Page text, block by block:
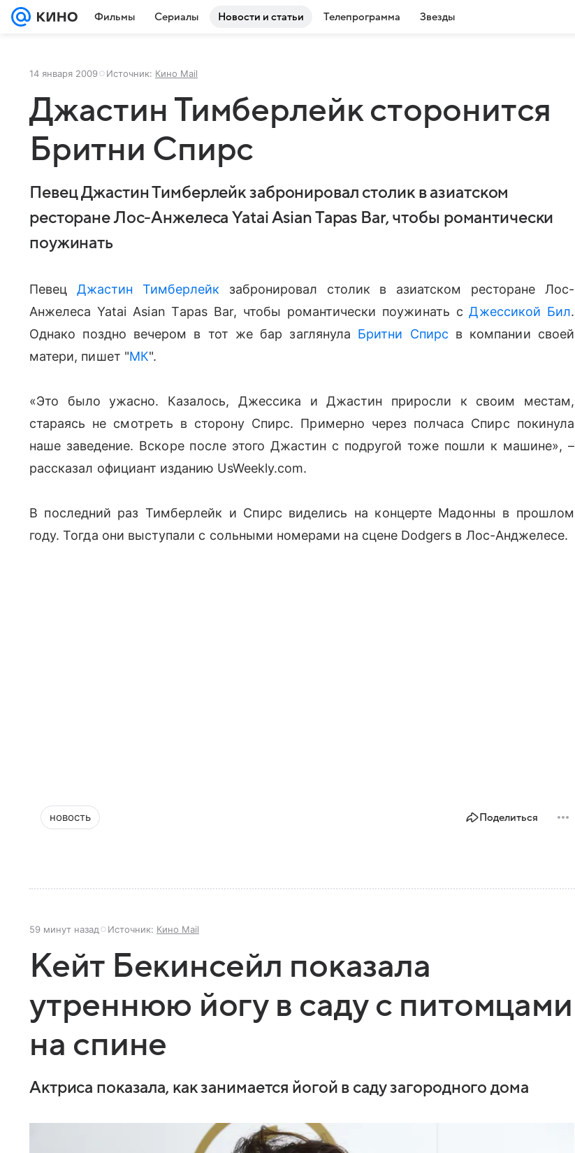
Фильмы Сериалы Новости и статьи Телепрограмма Звезды
14 января 2009 Источник: Кино Mail
Джастин Тимберлейк сторонится
Бритни Спирс
Певец Джастин Тимберлейк забронировал столик в азиатском
ресторане Лос-Анжелеса Yatai Asian Tapas Bar, чтобы романтически
поужинать
Певец Джастин Тимберлейк забронировал столик в азиатском ресторане Лос-
Анжелеса Yatai Asian Tapas Bar, чтобы романтически поужинать сДжессикой Бил.
Однако поздно вечером в тот же бар заглянула Бритни Спирс в компании своей
матери, пишет "МК".
«Это было ужасно. Казалось, Джессика и Джастин приросли к своим местам,
стараясь не смотреть в сторону Спирс. Примерно через полчаса Спирс покинула
наше заведение. Вскоре после этого Джастин с подругой тоже пошли к машине», –
рассказал официант изданию UsWeekly.com.
В последний раз Тимберлейк и Спирс виделись на концерте Мадонны в прошлом
году. Тогда они выступали с сольными номерами на сцене Dodgers в Лос-Анджелесе.
новость Поделиться
59 минут назад Источник: Кино Mail
Кейт Бекинсейл показала
утреннюю йогу в саду с питомцами
на спине
Актриса показала, как занимается йогой в саду загородного дома